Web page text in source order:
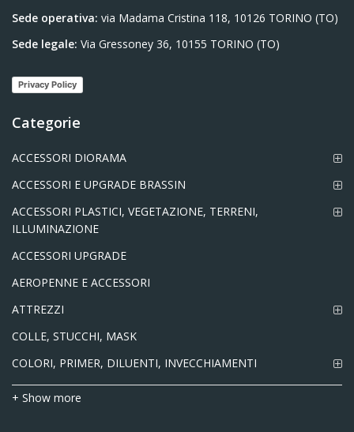
Sede operativa: via Madama Cristina 118, 10126 TORINO (TO)
Sede legale: Via Gressoney 36, 10155 TORINO (TO)
Privacy Policy
Categorie
ACCESSORI DIORAMA
ACCESSORI E UPGRADE BRASSIN
ACCESSORI PLASTICI, VEGETAZIONE, TERRENI,
ILLUMINAZIONE
ACCESSORI UPGRADE
AEROPENNE E ACCESSORI
ATTREZZI
COLLE, STUCCHI, MASK
COLORI, PRIMER, DILUENTI, INVECCHIAMENTI
+ Show more